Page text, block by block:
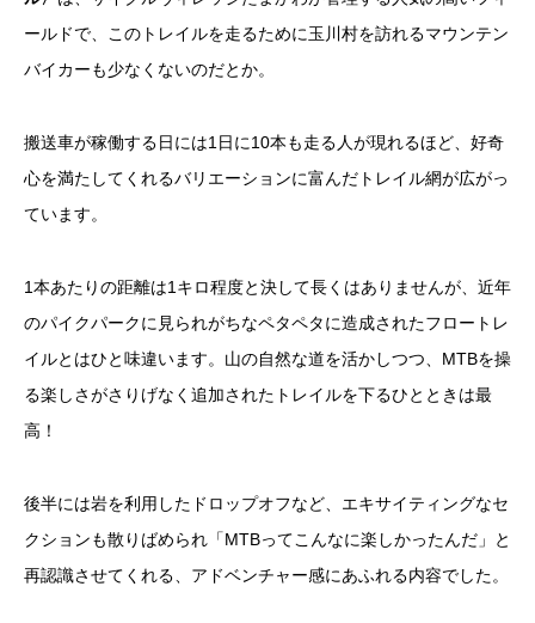
ールドで、このトレイルを走るために玉川村を訪れるマウンテン
バイカーも少なくないのだとか。
搬送車が稼働する日には1日に10本も走る人が現れるほど、好奇
心を満たしてくれるバリエーションに富んだトレイル網が広がっ
ています。
1本あたりの距離は1キロ程度と決して長くはありませんが、近年
のパイクパークに見られがちなペタペタに造成されたフロートレ
イルとはひと味違います。山の自然な道を活かしつつ、MTBを操
る楽しさがさりげなく追加されたトレイルを下るひとときは最
高！
後半には岩を利用したドロップオフなど、エキサイティングなセ
クションも散りばめられ「MTBってこんなに楽しかったんだ」と
再認識させてくれる、アドベンチャー感にあふれる内容でした。